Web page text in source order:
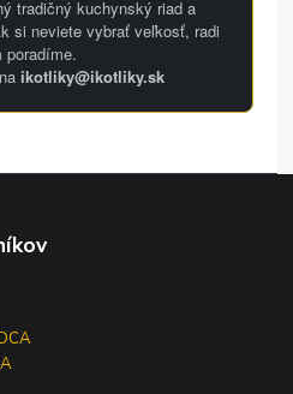
tradičný kuchynský riad a
si neviete vybrať veľkosť, radi
poradíme.
ikotliky@ikotliky.sk